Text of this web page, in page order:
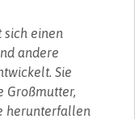
sich einen
andere
Sie
Großmutter,
herunterfallen